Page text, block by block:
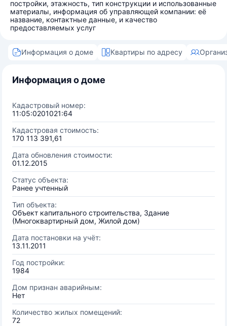
постройки, этажность, тип конструкции и использованные
материалы, информация об управляющей компании: её
название, контактные данные, и качество
предоставляемых услуг
Информация о доме Квартиры по адресу
Информация о доме
Кадастровый номер:
11:05:0201021:64
Кадастровая стоимость:
170 113 391,61
Дата обновления стоимости:
01.12.2015
Статус объекта:
Ранее учтенный
Тип объекта:
Объект капитального строительства, Здание
(Многоквартирный дом, Жилой дом)
Дата постановки на учёт:
13.11.2011
Год постройки:
1984
Дом признан аварийным:
Нет
Количество жилых помещений:
72